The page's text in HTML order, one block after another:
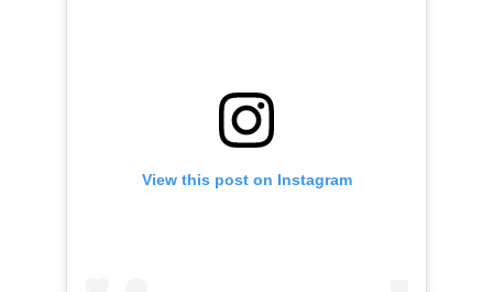
View this post on Instagram